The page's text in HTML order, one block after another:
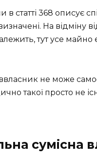
статті 368 описує
На відміну
тут усе
не може
такої просто не
сумісна